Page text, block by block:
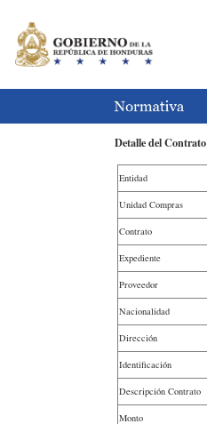
Detalle del Contrato
Entidad
Unidad Compras
Contrato
Expediente
Proveedor
Nacionalidad
Dirección
Identificación
Descripción Contrato
Monto